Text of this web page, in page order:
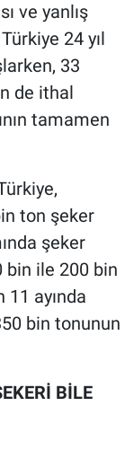
ve yanlış
24 yıl
33
de ithal
tamamen
ton şeker
şeker
bin ile 200 bin
11 ayında
bin tonunun
BİLE